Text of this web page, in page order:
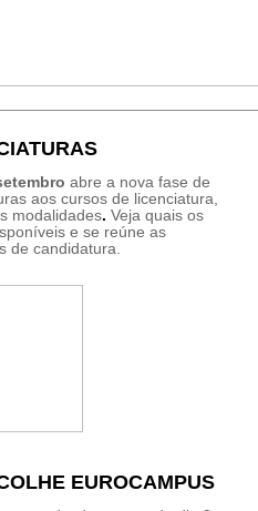
abre a nova fase de
aos cursos de licenciatura,
modalidades. Veja quais os
e se reúne as
de candidatura.
EUROCAMPUS